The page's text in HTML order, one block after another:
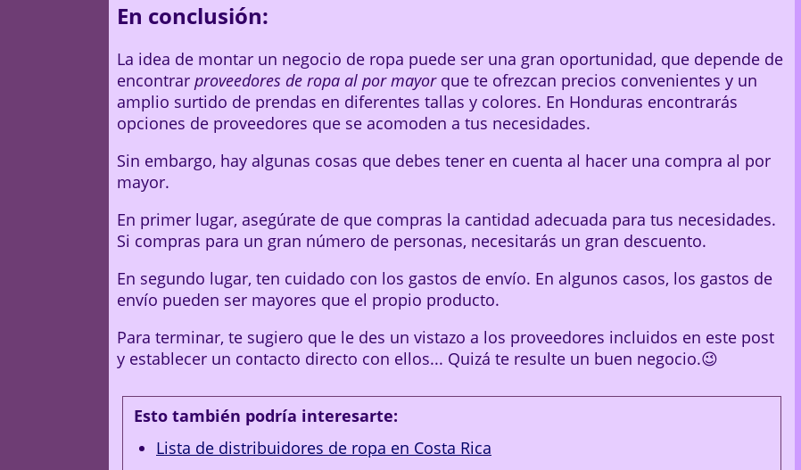
En conclusión:
La idea de montar un negocio de ropa puede ser una gran oportunidad, que depende de
encontrar proveedores de ropa al por mayorque te ofrezcan precios convenientes y un
amplio surtido de prendas en diferentes tallas y colores. En Honduras encontrarás
opciones de proveedores que se acomoden a tus necesidades.
Sin embargo, hay algunas cosas que debes tener en cuenta al hacer una compra al por
mayor.
En primer lugar, asegúrate de que compras la cantidad adecuada para tus necesidades.
Si compras para un gran número de personas, necesitarás un gran descuento.
En segundo lugar, ten cuidado con los gastos de envío. En algunos casos, los gastos de
envío pueden ser mayores que el propio producto.
Para terminar, te sugiero que le des un vistazo a los proveedores incluidos en este post
y establecer un contacto directo con ellos... Quizá te resulte un buen negocio.😉
Esto también podría interesarte:
Lista de distribuidores de ropa en Costa Rica